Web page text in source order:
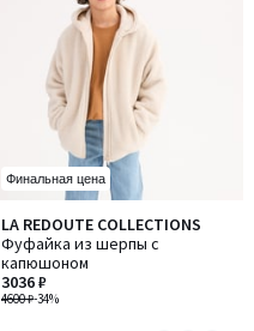
Финальная цена
LA REDOUTE COLLECTIONS
Фуфайка из шерпы с
капюшоном
4600 ₽-34%
3036 ₽
5
/
5
Количество
цветов:
3